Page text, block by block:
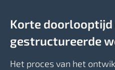
Korte doorlooptijd
gestructureerde
Het proces van het